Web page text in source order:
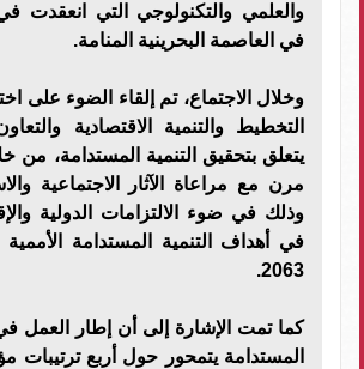
في العاصمة البحرينية المنامة.
وخلال الاجتماع، تم إلقاء الضوء على
التخطيط والتنمية الاقتصادية
يتعلق بتحقيق التنمية المستدامة، من
مرن مع مراعاة الآثار الاجتماعية
وذلك في ضوء الالتزامات الدولية
في أهداف التنمية المستدامة الأممية
2063.
كما تمت الإشارة إلى أن إطار العمل
المستدامة يتمحور حول أربع ترتيبات